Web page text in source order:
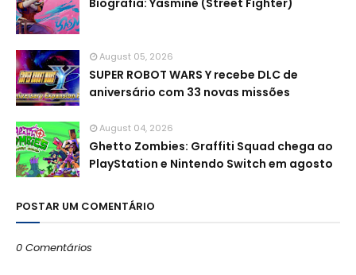
Biografia: Yasmine (Street Fighter)
August 05, 2026
SUPER ROBOT WARS Y recebe DLC de
aniversário com 33 novas missões
August 04, 2026
Ghetto Zombies: Graffiti Squad chega ao
PlayStation e Nintendo Switch em agosto
POSTAR UM COMENTÁRIO
0 Comentários